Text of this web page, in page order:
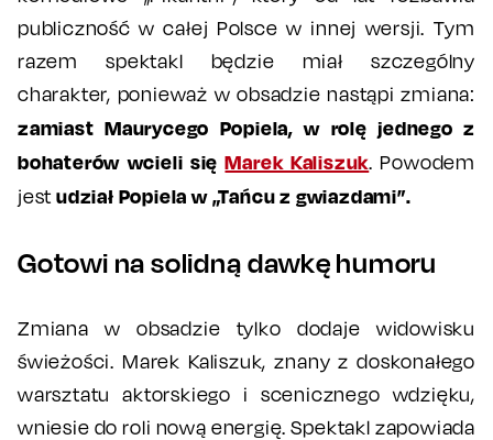
publiczność w całej Polsce w innej wersji. Tym
razem spektakl będzie miał szczególny
charakter, ponieważ w obsadzie nastąpi zmiana:
zamiast Maurycego Popiela, w rolę jednego z
bohaterów wcieli sięMarek Kaliszuk. Powodem
jestudział Popiela w „Tańcu z gwiazdami”.
Gotowi na solidną dawkę humoru
Zmiana w obsadzie tylko dodaje widowisku
świeżości. Marek Kaliszuk, znany z doskonałego
warsztatu aktorskiego i scenicznego wdzięku,
wniesie do roli nową energię. Spektakl zapowiada